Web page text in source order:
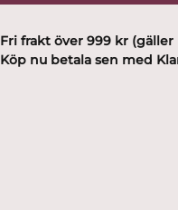
Fri frakt över 999 kr (gäller
Köp nu betala sen med